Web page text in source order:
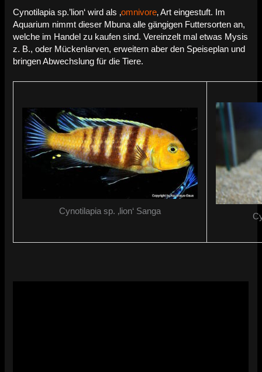
Cynotilapia sp.’lion‘ wird als ‚omnivore‚ Art eingestuft. Im
Aquarium nimmt dieser Mbuna alle gängigen Futtersorten an,
welche im Handel zu kaufen sind. Vereinzelt mal etwas Mysis
z. B., oder Mückenlarven, erweitern aber den Speiseplan und
bringen Abwechslung für die Tiere.
Cynotilapia sp. ‚lion‘ Sanga